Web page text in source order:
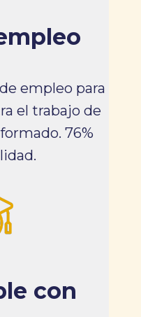
empleo para
el trabajo de
76%
con